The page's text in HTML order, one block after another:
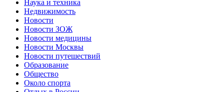
Наука и техника
Недвижимость
Новости
Новости ЗОЖ
Новости медицины
Новости Москвы
Новости путешествий
Образование
Общество
Около спорта